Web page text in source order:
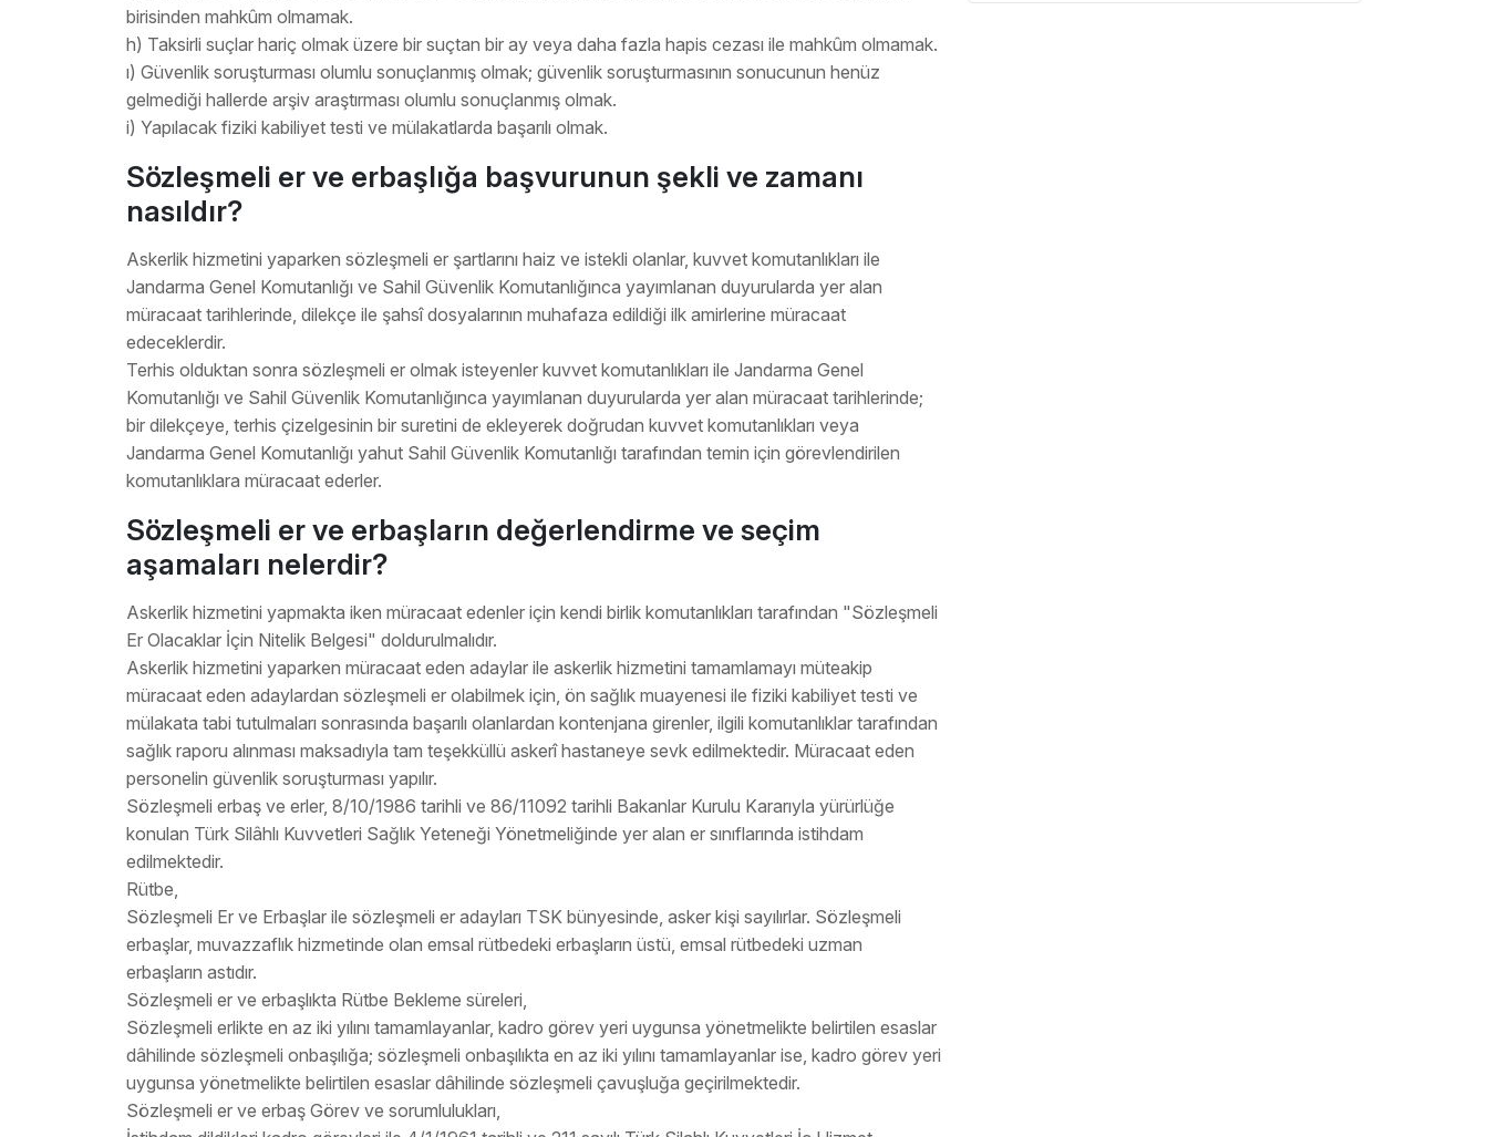
birisinden mahkûm olmamak.
h) Taksirli suçlar hariç olmak üzere bir suçtan bir ay veya daha fazla hapis cezası ile mahkûm olmamak.
ı) Güvenlik soruşturması olumlu sonuçlanmış olmak; güvenlik soruşturmasının sonucunun henüz
gelmediği hallerde arşiv araştırması olumlu sonuçlanmış olmak.
i) Yapılacak fiziki kabiliyet testi ve mülakatlarda başarılı olmak.
Sözleşmeli er ve erbaşlığa başvurunun şekli ve zamanı
nasıldır?
Askerlik hizmetini yaparken sözleşmeli er şartlarını haiz ve istekli olanlar, kuvvet komutanlıkları ile
Jandarma Genel Komutanlığı ve Sahil Güvenlik Komutanlığınca yayımlanan duyurularda yer alan
müracaat tarihlerinde, dilekçe ile şahsî dosyalarının muhafaza edildiği ilk amirlerine müracaat
edeceklerdir.
Terhis olduktan sonra sözleşmeli er olmak isteyenler kuvvet komutanlıkları ile Jandarma Genel
Komutanlığı ve Sahil Güvenlik Komutanlığınca yayımlanan duyurularda yer alan müracaat tarihlerinde;
bir dilekçeye, terhis çizelgesinin bir suretini de ekleyerek doğrudan kuvvet komutanlıkları veya
Jandarma Genel Komutanlığı yahut Sahil Güvenlik Komutanlığı tarafından temin için görevlendirilen
komutanlıklara müracaat ederler.
Sözleşmeli er ve erbaşların değerlendirme ve seçim
aşamaları nelerdir?
Askerlik hizmetini yapmakta iken müracaat edenler için kendi birlik komutanlıkları tarafından "Sözleşmeli
Er Olacaklar İçin Nitelik Belgesi" doldurulmalıdır.
Askerlik hizmetini yaparken müracaat eden adaylar ile askerlik hizmetini tamamlamayı müteakip
müracaat eden adaylardan sözleşmeli er olabilmek için, ön sağlık muayenesi ile fiziki kabiliyet testi ve
mülakata tabi tutulmaları sonrasında başarılı olanlardan kontenjana girenler, ilgili komutanlıklar tarafından
sağlık raporu alınması maksadıyla tam teşekküllü askerî hastaneye sevk edilmektedir. Müracaat eden
personelin güvenlik soruşturması yapılır.
Sözleşmeli erbaş ve erler, 8/10/1986 tarihli ve 86/11092 tarihli Bakanlar Kurulu Kararıyla yürürlüğe
konulan Türk Silâhlı Kuvvetleri Sağlık Yeteneği Yönetmeliğinde yer alan er sınıflarında istihdam
edilmektedir.
Rütbe,
Sözleşmeli Er ve Erbaşlar ile sözleşmeli er adayları TSK bünyesinde, asker kişi sayılırlar. Sözleşmeli
erbaşlar, muvazzaflık hizmetinde olan emsal rütbedeki erbaşların üstü, emsal rütbedeki uzman
erbaşların astıdır.
Sözleşmeli er ve erbaşlıkta Rütbe Bekleme süreleri,
Sözleşmeli erlikte en az iki yılını tamamlayanlar, kadro görev yeri uygunsa yönetmelikte belirtilen esaslar
dâhilinde sözleşmeli onbaşılığa; sözleşmeli onbaşılıkta en az iki yılını tamamlayanlar ise, kadro görev yeri
uygunsa yönetmelikte belirtilen esaslar dâhilinde sözleşmeli çavuşluğa geçirilmektedir.
Sözleşmeli er ve erbaş Görev ve sorumlulukları,